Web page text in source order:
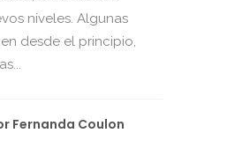
niveles. Algunas
desde el principio,
Fernanda Coulon